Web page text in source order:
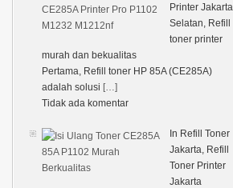
Printer Jakarta
Selatan, Refill
toner printer
murah dan bekualitas
Pertama, Refill toner HP 85A (CE285A)
adalah solusi […]
Tidak ada komentar
In Refill Toner
Jakarta, Refill
Toner Printer
Jakarta